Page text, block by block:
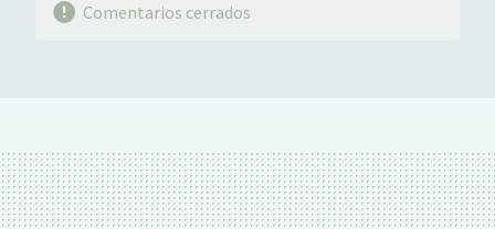
Comentarios cerrados